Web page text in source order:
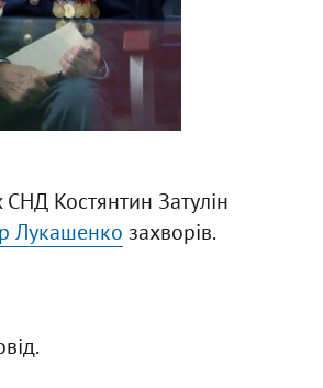
Костянтин Затулін
Лукашенко захворів.